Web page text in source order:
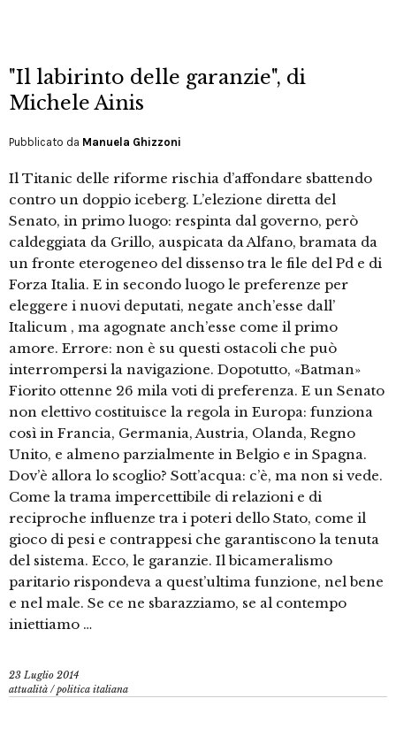
"Il labirinto delle garanzie", di
Michele Ainis
Pubblicato da Manuela Ghizzoni
Il Titanic delle riforme rischia d’affondare sbattendo
contro un doppio iceberg. L’elezione diretta del
Senato, in primo luogo: respinta dal governo, però
caldeggiata da Grillo, auspicata da Alfano, bramata da
un fronte eterogeneo del dissenso tra le file del Pd e di
Forza Italia. E in secondo luogo le preferenze per
eleggere i nuovi deputati, negate anch’esse dall’
Italicum , ma agognate anch’esse come il primo
amore. Errore: non è su questi ostacoli che può
interrompersi la navigazione. Dopotutto, «Batman»
Fiorito ottenne 26 mila voti di preferenza. E un Senato
non elettivo costituisce la regola in Europa: funziona
così in Francia, Germania, Austria, Olanda, Regno
Unito, e almeno parzialmente in Belgio e in Spagna.
Dov’è allora lo scoglio? Sott’acqua: c’è, ma non si vede.
Come la trama impercettibile di relazioni e di
reciproche influenze tra i poteri dello Stato, come il
gioco di pesi e contrappesi che garantiscono la tenuta
del sistema. Ecco, le garanzie. Il bicameralismo
paritario rispondeva a quest’ultima funzione, nel bene
e nel male. Se ce ne sbarazziamo, se al contempo
iniettiamo …
23 Luglio 2014
attualità /politica italiana